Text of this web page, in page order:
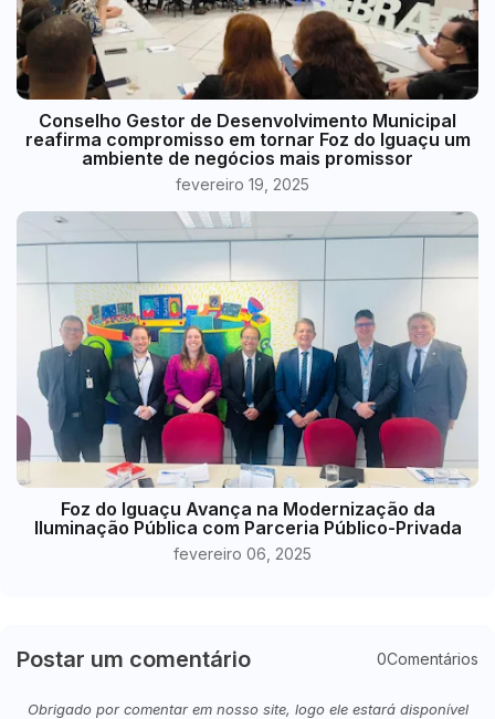
Conselho Gestor de Desenvolvimento Municipal
reafirma compromisso em tornar Foz do Iguaçu um
ambiente de negócios mais promissor
fevereiro 19, 2025
Foz do Iguaçu Avança na Modernização da
Iluminação Pública com Parceria Público-Privada
fevereiro 06, 2025
Postar um comentário 0Comentários
Obrigado por comentar em nosso site, logo ele estará disponível